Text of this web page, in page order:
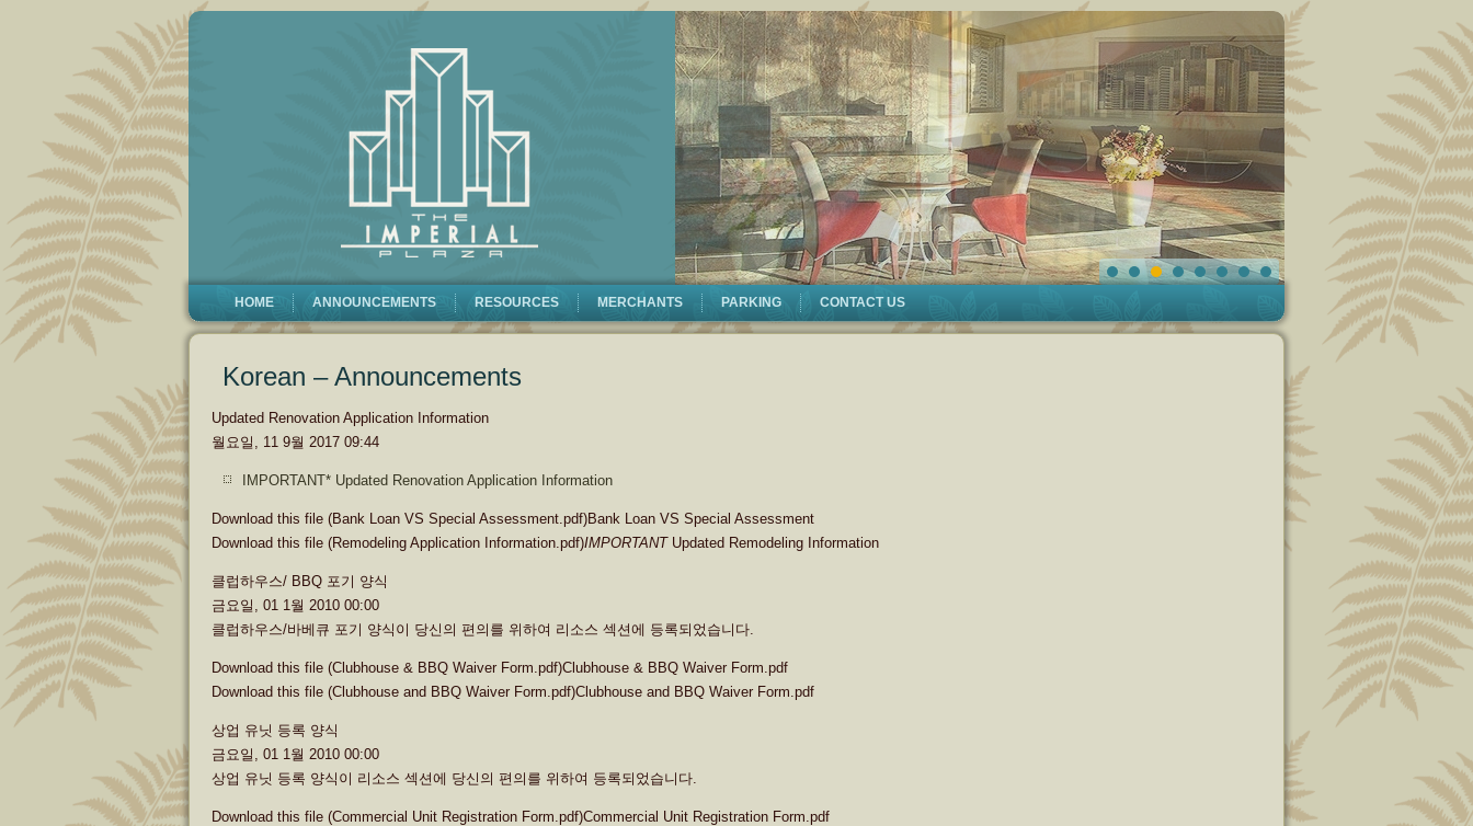
HOME ANNOUNCEMENTS RESOURCES MERCHANTS PARKING CONTACT US
Korean – Announcements
Updated Renovation Application Information
월요일, 11 9월 2017 09:44
IMPORTANT* Updated Renovation Application Information
Download this file (Bank Loan VS Special Assessment.pdf)Bank Loan VS Special Assessment
Download this file (Remodeling Application Information.pdf)IMPORTANTUpdated Remodeling Information
클럽하우스/ BBQ 포기 양식
금요일, 01 1월 2010 00:00
클럽하우스/바베큐 포기 양식이 당신의 편의를 위하여 리소스 섹션에 등록되었습니다.
Download this file (Clubhouse & BBQ Waiver Form.pdf)Clubhouse & BBQ Waiver Form.pdf
Download this file (Clubhouse and BBQ Waiver Form.pdf)Clubhouse and BBQ Waiver Form.pdf
상업 유닛 등록 양식
금요일, 01 1월 2010 00:00
상업 유닛 등록 양식이 리소스 섹션에 당신의 편의를 위하여 등록되었습니다.
Download this file (Commercial Unit Registration Form.pdf)Commercial Unit Registration Form.pdf